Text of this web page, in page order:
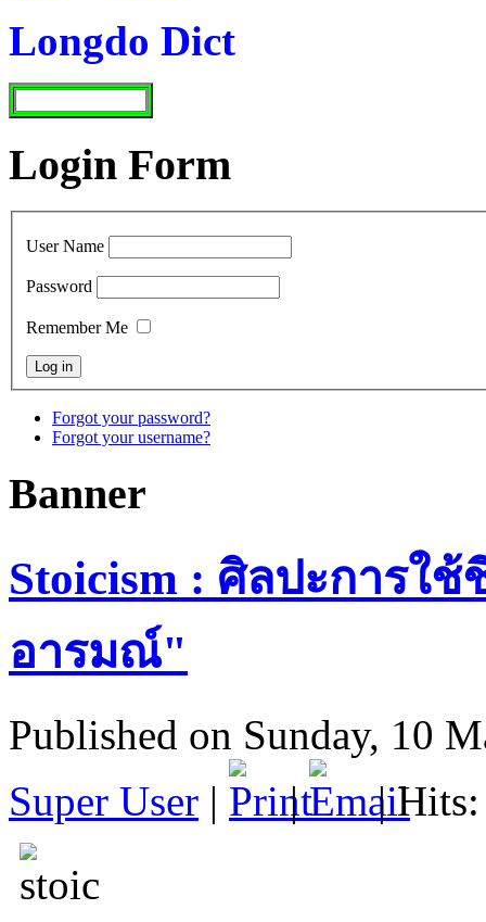
Longdo Dict
Login Form
User Name
Password
Remember Me
Forgot your password?
Forgot your username?
Banner
Stoicism : ศิลปะการใ
อารมณ์"
Published on Sunday, 10
Super User | | | Hits: